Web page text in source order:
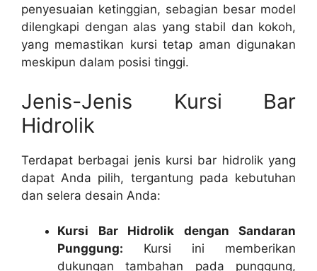
penyesuaian ketinggian, sebagian besar model
dilengkapi dengan alas yang stabil dan kokoh,
yang memastikan kursi tetap aman digunakan
meskipun dalam posisi tinggi.
Jenis-Jenis Kursi Bar
Hidrolik
Terdapat berbagai jenis kursi bar hidrolik yang
dapat Anda pilih, tergantung pada kebutuhan
dan selera desain Anda:
Kursi Bar Hidrolik dengan Sandaran
Punggung: Kursi ini memberikan
dukungan tambahan pada punggung,